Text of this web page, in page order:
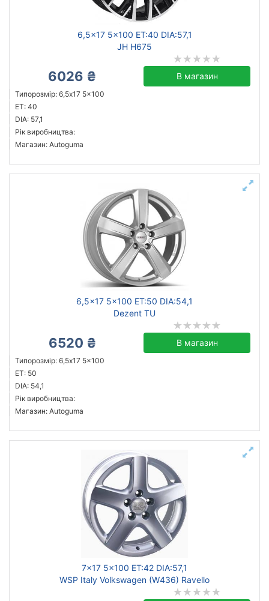
6,5x17 5x100 ET:40 DIA:57,1
JH H675
6026 ₴ В магазин
Типорозмір: 6,5x17 5x100
ET: 40
DIA: 57,1
Рік виробництва:
Магазин: Autoguma
6,5x17 5x100 ET:50 DIA:54,1
Dezent TU
6520 ₴ В магазин
Типорозмір: 6,5x17 5x100
ET: 50
DIA: 54,1
Рік виробництва:
Магазин: Autoguma
7x17 5x100 ET:42 DIA:57,1
WSP Italy Volkswagen (W436) Ravello